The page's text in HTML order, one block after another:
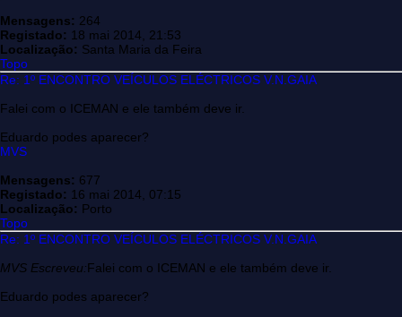
Mensagens: 264
Registado: 18 mai 2014, 21:53
Localização: Santa Maria da Feira
Topo
Re: 1º ENCONTRO VEÍCULOS ELÉCTRICOS V.N.GAIA
Falei com o ICEMAN e ele também deve ir.
Eduardo podes aparecer?
MVS
Mensagens: 677
Registado: 16 mai 2014, 07:15
Localização: Porto
Topo
Re: 1º ENCONTRO VEÍCULOS ELÉCTRICOS V.N.GAIA
MVS Escreveu:Falei com o ICEMAN e ele também deve ir.
Eduardo podes aparecer?